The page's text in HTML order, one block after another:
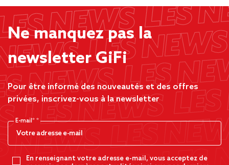
Ne manquez pas la
newsletter GiFi
Pour être informé des nouveautés et des offres
privées, inscrivez-vous à la newsletter
E-mail*
En renseignant votre adresse e-mail, vous acceptez de